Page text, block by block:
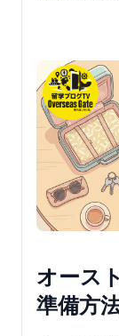
オース
準備方